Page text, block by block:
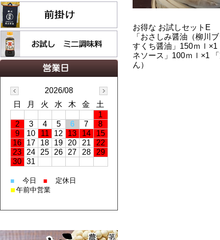
お得な お試しセットE
「おさしみ醤油（柳川
すくち醤油」150ｍｌ
ネソース」100ｍｌ×1
ん）
2026/08
日
月 火 水 木 金
土
1
2
3 4 5 6 7
8
9
10 11 12 13 14
15
16
17 18 19 20 21
22
23
24 25 26 27 28
29
30
31
■ 今日 ■ 定休日
■午前中営業